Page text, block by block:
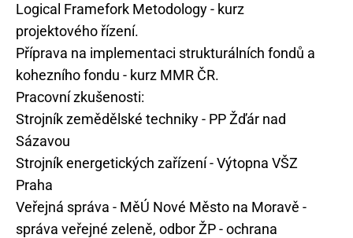
Logical Framefork Metodology - kurz
projektového řízení.
Příprava na implementaci strukturálních fondů a
kohezního fondu - kurz MMR ČR.
Pracovní zkušenosti:
Strojník zemědělské techniky - PP Žďár nad
Sázavou
Strojník energetických zařízení - Výtopna VŠZ
Praha
Veřejná správa - MěÚ Nové Město na Moravě -
správa veřejné zeleně, odbor ŽP - ochrana